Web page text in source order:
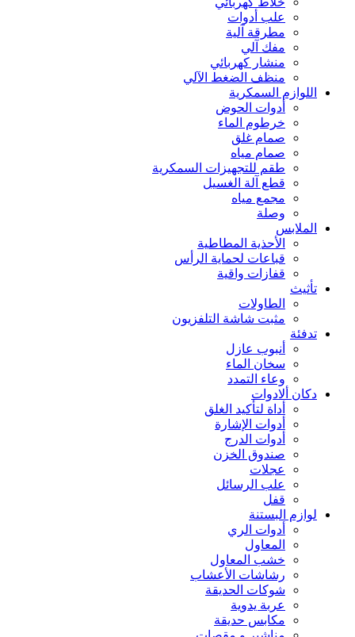
علب أدوات
مطرقة آلية
مفك آلي
منشار كهربائي
منظف الضغط الآلي
اللوازم السمكرية
أدوات الحوض
خرطوم الماء
صمام غلق
صمام مياه
طقم للتجهيزات السمكرية
قطع آلة الغسيل
مجمع مياه
وصلة
الملابس
الأحذية المطاطية
قباعات لحماية الرأس
قفازات واقية
تأثيث
الطاولات
مثبت شاشة التلفزيون
تدفئة
أنبوب عازل
سخان الماء
وعاء التمدد
دكان ألادوات
أداة لتأكيد الغلق
أدوات الإشارة
أدوات الدرج
صندوق الخزن
عجلات
علب الرسائل
قفل
لوازم البستنة
أدوات الري
المعاول
خشب المعاول
رشاشات الأعشاب
شوكات الحديقة
عربة يدوية
مكابس حديقة